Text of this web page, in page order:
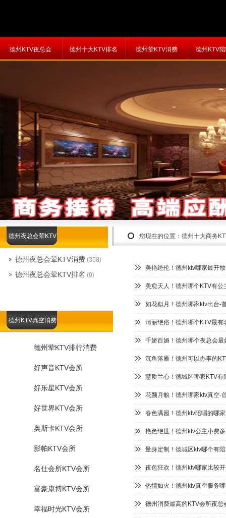
德州KTV夜总会 德州十大KTV排名 德州荤KTV消费 德州KTV
您现在的位置： 德州十大商务
德州KTV真空消费
德州荤KTV排行消费
好声音KTV会所
好乐星KTV会所
好世界KTV会所
奥斯卡KTV会所
影帕KTV会所
名仕会所KTV会所
富豪康博KTV会所
幸福时光KTV会所
美艳绝伦！德州ktv哪家最开
美愈天人！德州哪个KTV有
如花似月！德州哪家ktv出台-
清丽绝俗！德州哪个KTV最
千娇百媚！德州哪个夜总会
沉鱼落雁！德州可以办事的
慧质兰心！德城区哪家KTV
花颜月貌！德州哪家ktv真空-
春色满园！德州ktv陪唱的哪
艳色绝世！德州ktv公主小费
量身定制！德城区ktv哪个有
夜色狂欢！德州ktv哪家比较
热情如火！德州ktv真空服务
德州消费最高的KTV会所夜
德州夜总会荤KTV
德州夜总会荤KTV消费 (358)
德州夜总会荤KTV排名 (9)